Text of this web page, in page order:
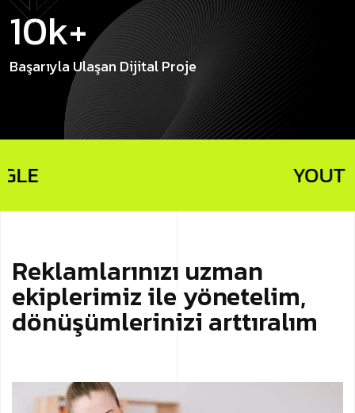
10k+
Başarıyla Ulaşan Dijital Proje
YOUTUBE
Reklamlarınızı uzman
ekiplerimiz ile yönetelim,
dönüşümlerinizi arttıralım